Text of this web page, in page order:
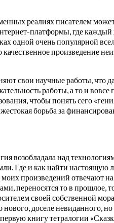
реалиях писателем
платформы, где
одной очень популярной
произведение
свои научные работы, что
работы, а то и
чтобы понять сего
борьба за
возобладала над
Где и как найти настоящую
произведений отвечают
переносятся то в прошлое,
своей собственной
доселе невиданного,
книгу тетралогии